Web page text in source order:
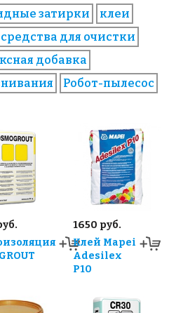
затирки
клеи
средства для очистки
добавка
Робот-пылесос
1650 руб.
Клей Mapei
Adesilex
P10